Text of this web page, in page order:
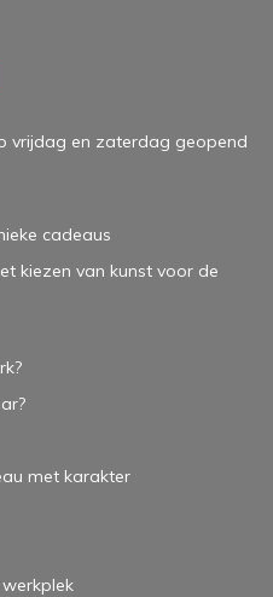
vrijdag en zaterdag geopend
cadeaus
kiezen van kunst voor de
met karakter